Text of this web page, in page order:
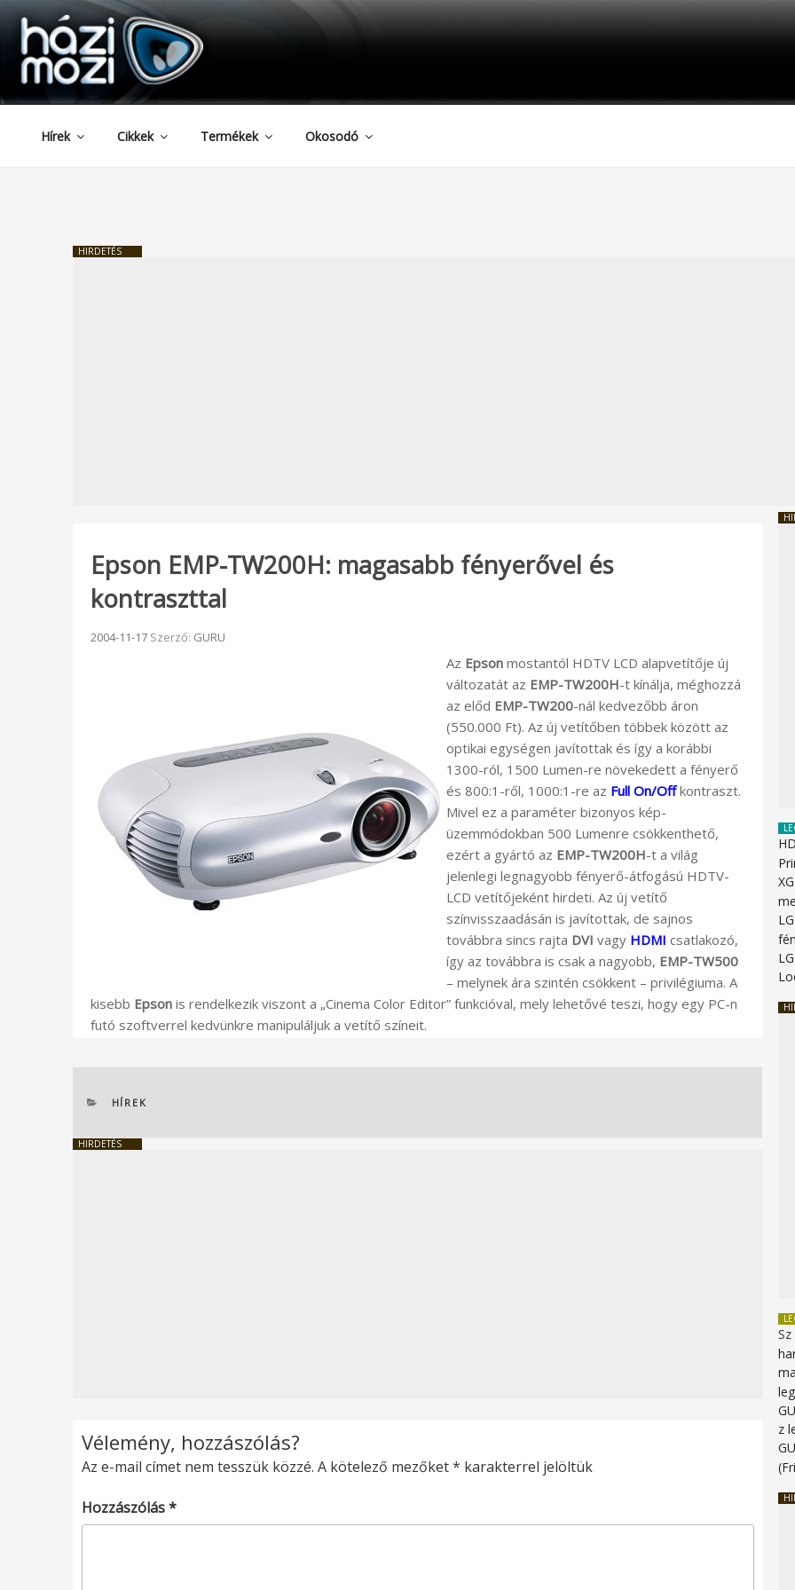
Tartalomhoz
HAZIMOZI
Hírek Cikkek Termékek Okosodó
HIRDETÉS
Epson EMP-TW200H: magasabb fényerővel és
kontraszttal
Beküldve:
2004-11-17 Szerző: GURU
Az Epson mostantól HDTV LCD alapvetítője új
változatát az EMP-TW200H-t kínálja, méghozzá
az előd EMP-TW200-nál kedvezőbb áron
(550.000 Ft). Az új vetítőben többek között az
optikai egységen javítottak és így a korábbi
1300-ról, 1500 Lumen-re növekedett a fényerő
és 800:1-ről, 1000:1-re az Full On/Offkontraszt.
Mivel ez a paraméter bizonyos kép-
üzemmódokban 500 Lumenre csökkenthető,
ezért a gyártó az EMP-TW200H-t a világ
jelenlegi legnagyobb fényerő-átfogású HDTV-
LCD vetítőjeként hirdeti. Az új vetítő
színvisszaadásán is javítottak, de sajnos
továbbra sincs rajta DVI vagy HDMI csatlakozó,
így az továbbra is csak a nagyobb, EMP-TW500
– melynek ára szintén csökkent – privilégiuma. A
kisebb Epson is rendelkezik viszont a „Cinema Color Editor” funkcióval, mely lehetővé teszi, hogy egy PC-n
futó szoftverrel kedvünkre manipuláljuk a vetítő színeit.
KATEGÓRIÁK
HÍREK
HIRDETÉS
Vélemény, hozzászólás?
Az e-mail címet nem tesszük közzé. A kötelező mezőket* karakterrel jelöltük
Hozzászólás*
z